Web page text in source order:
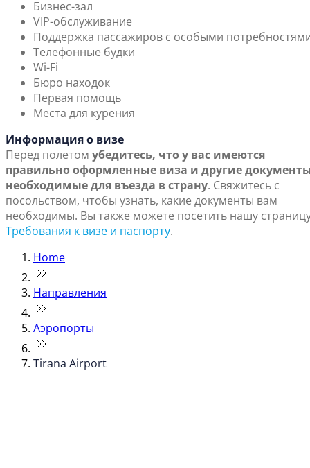
Бизнес-зал
VIP-обслуживание
Поддержка пассажиров с особыми
Телефонные будки
Wi-Fi
Бюро находок
Первая помощь
Места для курения
Информация о визе
Перед полетом убедитесь, что у вас имеются
правильно оформленные виза и другие
необходимые для въезда в страну. Свяжитесь с
посольством, чтобы узнать, какие документы вам
необходимы. Вы также можете посетить нашу
Требования к визе и паспорту.
Home
Направления
Аэропорты
Tirana Airport